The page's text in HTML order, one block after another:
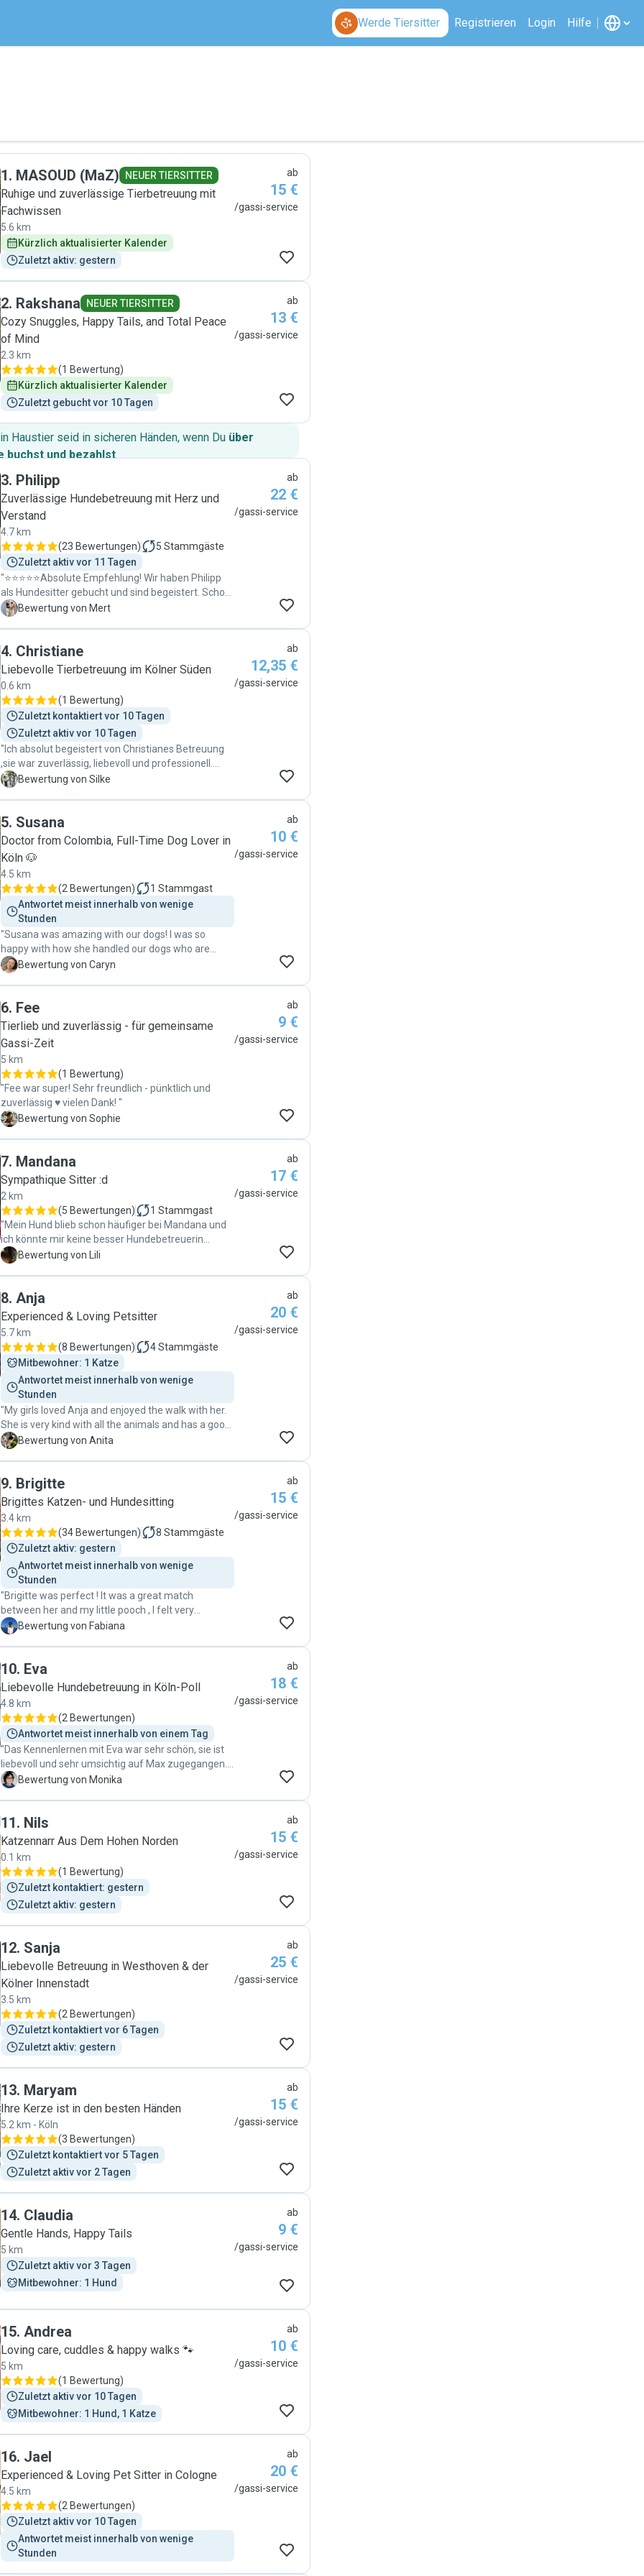
Werde Tiersitter Registrieren Login Hilfe
1. MASOUD (MaZ) NEUER TIERSITTER
Ruhige und zuverlässige Tierbetreuung mit
Fachwissen
5.6 km
Kürzlich aktualisierter Kalender
Zuletzt aktiv: gestern
ab
15 €
/gassi-service
2. Rakshana NEUER TIERSITTER
Cozy Snuggles, Happy Tails, and Total Peace
of Mind
2.3 km
(1 Bewertung)
Kürzlich aktualisierter Kalender
Zuletzt gebucht vor 10 Tagen
ab
13 €
/gassi-service
Haustier seid in sicheren Händen, wenn Du über
buchst und bezahlst.
3. Philipp
Zuverlässige Hundebetreuung mit Herz und
Verstand
4.7 km
(23 Bewertungen) 5 Stammgäste
Zuletzt aktiv vor 11 Tagen
"⭐️⭐️⭐️⭐️⭐️Absolute Empfehlung! Wir haben Philipp
als Hundesitter gebucht und sind begeistert. Schon
beim ersten Kennenlernen hat er sich viel Zeit
Routinen, Verhalten an der Leine). Philipp hat einen
unglaublich ruhigen und kompetenten Umgang mit
Hunden – man merkt sofort, dass er viel Erfahrung
hat. Für uns ein echter Glücksgriff – wir buchen ihn
auf jeden Fall wieder."
M Bewertung von Mert
ab
22 €
/gassi-service
4. Christiane
Liebevolle Tierbetreuung im Kölner Süden
0.6 km
(1 Bewertung)
Zuletzt kontaktiert vor 10 Tagen
Zuletzt aktiv vor 10 Tagen
"Ich absolut begeistert von Christianes Betreuung
,sie war zuverlässig, liebevoll und professionell.
Mein Hund hat sich sichtlich wohlgefühlt.
Terminabsprache. Man merkt sofort ,dass hier
echte Tierliebe und Erfahrung dahinter steckt. Ich
werde den Service weiterhin nutzen und kann
Christiane nur wärmstens Empfehlen."
S Bewertung von Silke
ab
12,35 €
/gassi-service
5. Susana
Doctor from Colombia, Full-Time Dog Lover in
Köln 🐶
4.5 km
(2 Bewertungen) 1 Stammgast
Antwortet meist innerhalb von wenige
Stunden
"Susana was amazing with our dogs! I was so
happy with how she handled our dogs who are
terrified of noises. definitely recommend. thanks x"
C Bewertung von Caryn
ab
10 €
/gassi-service
6. Fee
Tierlieb und zuverlässig - für gemeinsame
Gassi-Zeit
5 km
(1 Bewertung)
"Fee war super! Sehr freundlich - pünktlich und
zuverlässig ♥️ vielen Dank! "
S Bewertung von Sophie
ab
9 €
/gassi-service
7. Mandana
Sympathique Sitter :d
2 km
(5 Bewertungen) 1 Stammgast
"Mein Hund blieb schon häufiger bei Mandana und
ich könnte mir keine besser Hundebetreuerin
vorstellen. Sie ist super zuverlässig und jederzeit
lassen."
L Bewertung von Lili
ab
17 €
/gassi-service
8. Anja
Experienced & Loving Petsitter
5.7 km
(8 Bewertungen) 4Stammgäste
Mitbewohner: 1 Katze
Antwortet meist innerhalb von wenige
Stunden
"My girls loved Anja and enjoyed the walk with her.
She is very kind with all the animals and has a good
understanding of dog's language."
A Bewertung von Anita
ab
20 €
/gassi-service
9. Brigitte
Brigittes Katzen- und Hundesitting
3.4 km
(34 Bewertungen) 8 Stammgäste
Zuletzt aktiv: gestern
Antwortet meist innerhalb von wenige
Stunden
"Brigitte was perfect ! It was a great match
between her and my little pooch , I felt very
comfortable with the experience. 100%
F Bewertung von Fabiana
ab
15 €
/gassi-service
10. Eva
Liebevolle Hundebetreuung in Köln-Poll
4.8 km
(2 Bewertungen)
Antwortet meist innerhalb von einem Tag
"Das Kennenlernen mit Eva war sehr schön, sie ist
liebevoll und sehr umsichtig auf Max zugegangen.
Eva ist sehr gut und einfühlsam auf Max
schöne Momente mit Eva 🌞♥️"
M Bewertung von Monika
ab
18 €
/gassi-service
11. Nils
Katzennarr Aus Dem Hohen Norden
0.1 km
(1 Bewertung)
Zuletzt kontaktiert: gestern
Zuletzt aktiv: gestern
ab
15 €
/gassi-service
12. Sanja
Liebevolle Betreuung in Westhoven & der
Kölner Innenstadt
3.5 km
(2 Bewertungen)
Zuletzt kontaktiert vor 6 Tagen
Zuletzt aktiv: gestern
ab
25 €
/gassi-service
13. Maryam
Ihre Kerze ist in den besten Händen
5.2 km - Köln
(3 Bewertungen)
Zuletzt kontaktiert vor 5 Tagen
Zuletzt aktiv vor 2 Tagen
ab
15 €
/gassi-service
14. Claudia
Gentle Hands, Happy Tails
5 km
Zuletzt aktiv vor 3 Tagen
Mitbewohner: 1 Hund
ab
9 €
/gassi-service
15. Andrea
Loving care, cuddles & happy walks 🐾
5 km
(1 Bewertung)
Zuletzt aktiv vor 10 Tagen
Mitbewohner: 1 Hund, 1 Katze
ab
10 €
/gassi-service
16. Jael
Experienced & Loving Pet Sitter in Cologne
4.5 km
(2 Bewertungen)
Zuletzt aktiv vor 10 Tagen
Antwortet meist innerhalb von wenige
Stunden
ab
20 €
/gassi-service